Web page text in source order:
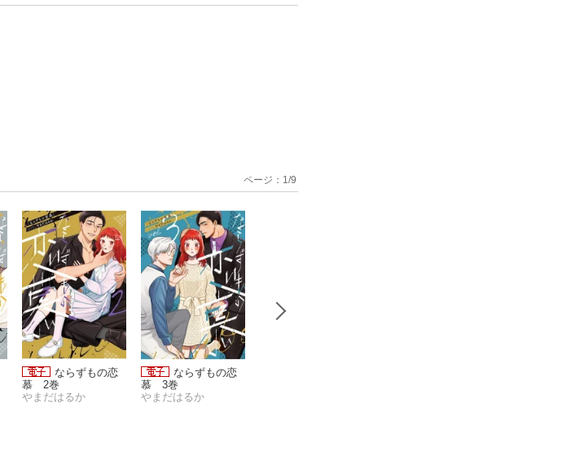
ならずもの恋
慕 2巻
やまだはるか
ならずもの恋
慕 3巻
やまだはるか
ページ： 1 /9